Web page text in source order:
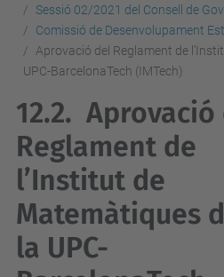
Sessió 02/2021 del Consell de
Comissió de Desenvolupament
Aprovació del Reglament de
UPC-BarcelonaTech (IMTech)
12.2. Aprovació
Reglament de
l’Institut de
Matemàtiques
la UPC-